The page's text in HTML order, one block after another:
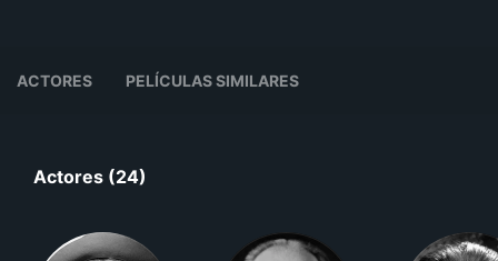
ACTORES PELÍCULAS SIMILARES
Actores (24)